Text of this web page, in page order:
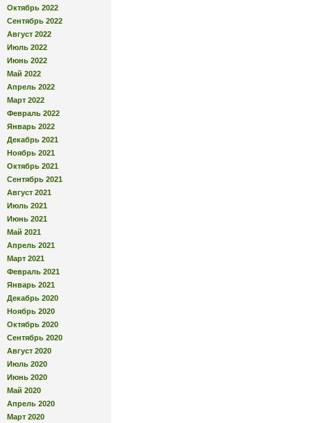
Октябрь 2022
Сентябрь 2022
Август 2022
Июль 2022
Июнь 2022
Май 2022
Апрель 2022
Март 2022
Февраль 2022
Январь 2022
Декабрь 2021
Ноябрь 2021
Октябрь 2021
Сентябрь 2021
Август 2021
Июль 2021
Июнь 2021
Май 2021
Апрель 2021
Март 2021
Февраль 2021
Январь 2021
Декабрь 2020
Ноябрь 2020
Октябрь 2020
Сентябрь 2020
Август 2020
Июль 2020
Июнь 2020
Май 2020
Апрель 2020
Март 2020